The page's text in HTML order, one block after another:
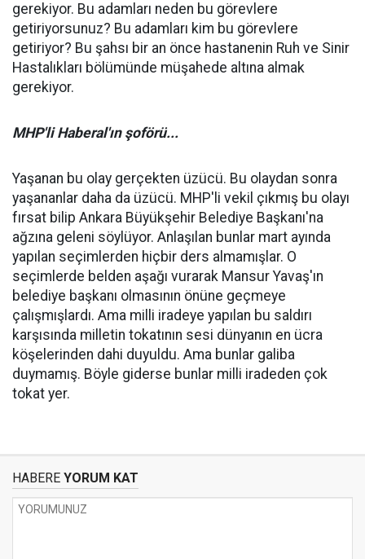
gerekiyor. Bu adamları neden bu görevlere
getiriyorsunuz? Bu adamları kim bu görevlere
getiriyor? Bu şahsı bir an önce hastanenin Ruh ve Sinir
Hastalıkları bölümünde müşahede altına almak
gerekiyor.
MHP'li Haberal'ın şoförü...
Yaşanan bu olay gerçekten üzücü. Bu olaydan sonra
yaşananlar daha da üzücü. MHP'li vekil çıkmış bu olayı
fırsat bilip Ankara Büyükşehir Belediye Başkanı'na
ağzına geleni söylüyor. Anlaşılan bunlar mart ayında
yapılan seçimlerden hiçbir ders almamışlar. O
seçimlerde belden aşağı vurarak Mansur Yavaş'ın
belediye başkanı olmasının önüne geçmeye
çalışmışlardı. Ama milli iradeye yapılan bu saldırı
karşısında milletin tokatının sesi dünyanın en ücra
köşelerinden dahi duyuldu. Ama bunlar galiba
duymamış. Böyle giderse bunlar milli iradeden çok
tokat yer.
HABERE YORUM KAT